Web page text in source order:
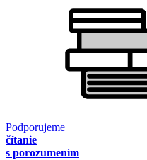
Podporujeme
čítanie
s porozumením